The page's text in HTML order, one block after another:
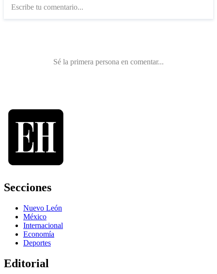
Secciones
Nuevo León
México
Internacional
Economía
Deportes
Editorial